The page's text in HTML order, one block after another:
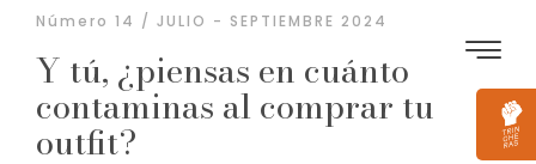
Número 14 / JULIO - SEPTIEMBRE 2024
Y tú, ¿piensas en cuánto
contaminas al comprar tu
outfit?